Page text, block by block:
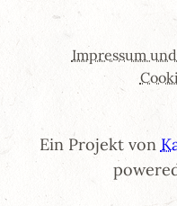
Impressum
Ein Projekt von